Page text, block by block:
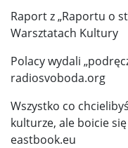
Raport z „Raportu o
Warsztatach Kultury
Polacy wydali
radiosvoboda.org
Wszystko co
kulturze, ale boicie
eastbook.eu